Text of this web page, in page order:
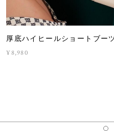
厚底ハイヒールショートブ
¥8,980